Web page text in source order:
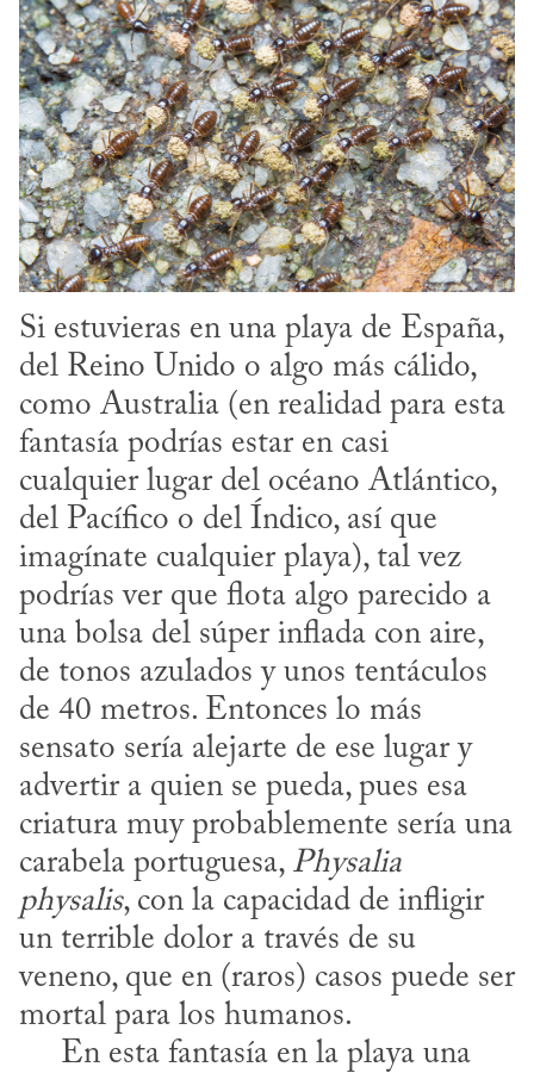
Si estuvieras en una playa de España,
del Reino Unido o algo más cálido,
como Australia (en realidad para esta
fantasía podrías estar en casi
cualquier lugar del océano Atlántico,
del Pacífico o del Índico, así que
imagínate cualquier playa), tal vez
podrías ver que flota algo parecido a
una bolsa del súper inflada con aire,
de tonos azulados y unos tentáculos
de 40 metros. Entonces lo más
sensato sería alejarte de ese lugar y
advertir a quien se pueda, pues esa
criatura muy probablemente sería una
carabela portuguesa, Physalia
physalis, con la capacidad de infligir
un terrible dolor a través de su
veneno, que en (raros) casos puede ser
mortal para los humanos.